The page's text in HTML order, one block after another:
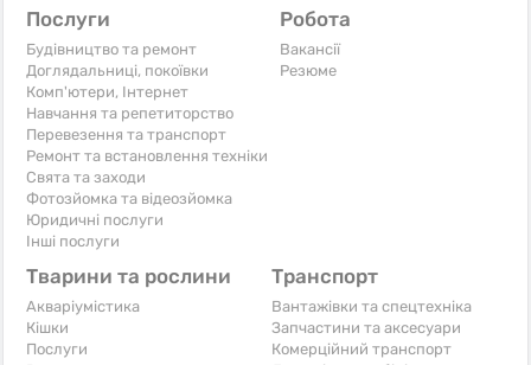
Послуги
Будівництво та ремонт
Доглядальниці, покоївки
Комп'ютери, Інтернет
Навчання та репетиторство
Перевезення та транспорт
Ремонт та встановлення техніки
Свята та заходи
Фотозйомка та відеозйомка
Юридичні послуги
Інші послуги
Робота
Вакансії
Резюме
Тварини та рослини
Акваріумістика
Кішки
Послуги
Транспорт
Вантажівки та спецтехніка
Запчастини та аксесуари
Комерційний транспорт